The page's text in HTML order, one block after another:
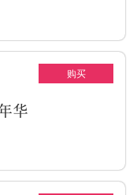
购买
华